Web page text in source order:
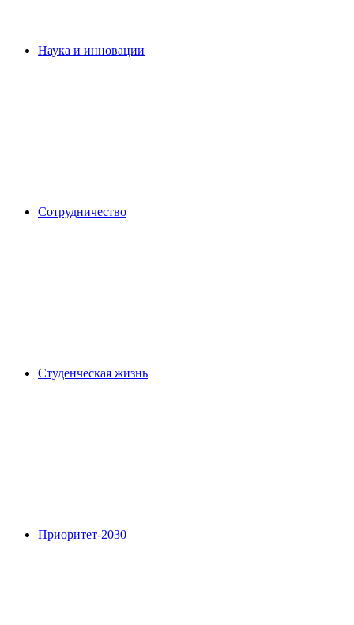
Наука и инновации
Сотрудничество
Студенческая жизнь
Приоритет-2030